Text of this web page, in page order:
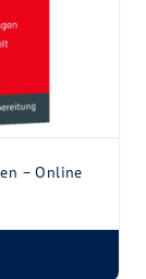
– Online